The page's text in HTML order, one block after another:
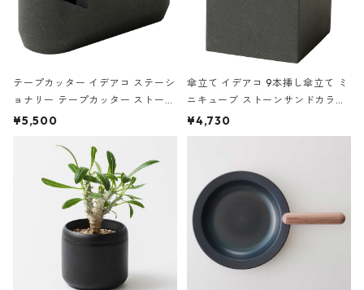
テープカッター イデアコ ステーシ
ョナリー テープカッター ストーン
サンドカラー 石調 ideaco Station
¥5,500
傘立て イデアコ 9本挿し傘立て ミ
ニキューブ ストーンサンドカラー
石調 ideaco Umbrella Stand CUB
E ストーンサンドブラック
¥4,730